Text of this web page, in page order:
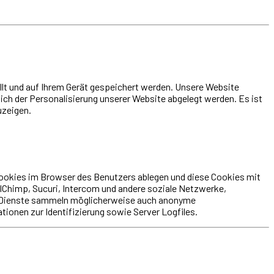
und auf Ihrem Gerät gespeichert werden. Unsere Website
der Personalisierung unserer Website abgelegt werden. Es ist
im Browser des Benutzers ablegen und diese Cookies mit
Sucuri, Intercom und andere soziale Netzwerke,
sammeln möglicherweise auch anonyme
zur Identifizierung sowie Server Logfiles.